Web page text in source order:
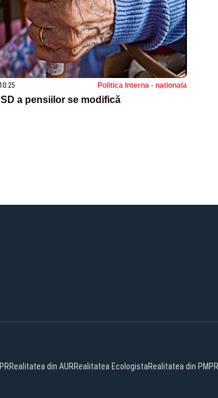
Politica Interna - nationala
a pensiilor se modifică
Realitatea din AURRealitatea EcologistaRealitatea din PMP